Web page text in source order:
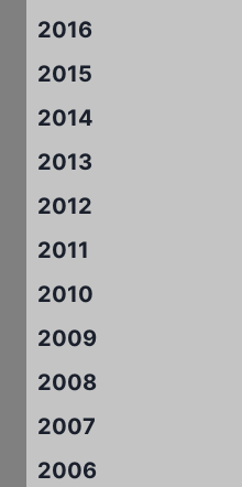
2016
2015
2014
2013
2012
2011
2010
2009
2008
2007
2006